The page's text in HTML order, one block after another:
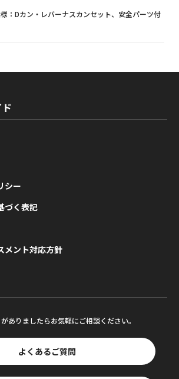
：Dカン・レバーナスカンセット、安全パーツ付
シー
づく表記
メント対応方針
ありましたらお気軽にご相談ください。
よくあるご質問